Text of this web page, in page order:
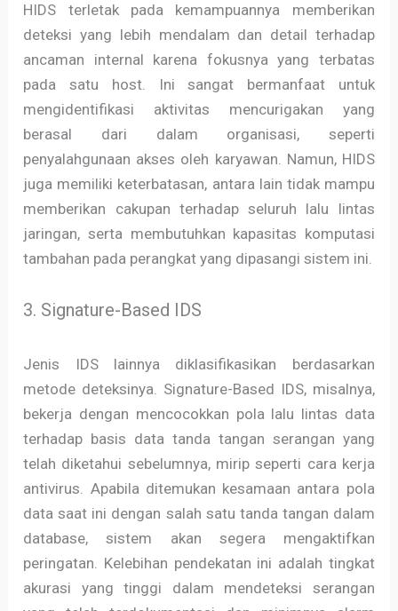
HIDS terletak pada kemampuannya memberikan
deteksi yang lebih mendalam dan detail terhadap
ancaman internal karena fokusnya yang terbatas
pada satu host. Ini sangat bermanfaat untuk
mengidentifikasi aktivitas mencurigakan yang
berasal dari dalam organisasi, seperti
penyalahgunaan akses oleh karyawan. Namun, HIDS
juga memiliki keterbatasan, antara lain tidak mampu
memberikan cakupan terhadap seluruh lalu lintas
jaringan, serta membutuhkan kapasitas komputasi
tambahan pada perangkat yang dipasangi sistem ini.
3. Signature-Based IDS
Jenis IDS lainnya diklasifikasikan berdasarkan
metode deteksinya. Signature-Based IDS, misalnya,
bekerja dengan mencocokkan pola lalu lintas data
terhadap basis data tanda tangan serangan yang
telah diketahui sebelumnya, mirip seperti cara kerja
antivirus. Apabila ditemukan kesamaan antara pola
data saat ini dengan salah satu tanda tangan dalam
database, sistem akan segera mengaktifkan
peringatan. Kelebihan pendekatan ini adalah tingkat
akurasi yang tinggi dalam mendeteksi serangan